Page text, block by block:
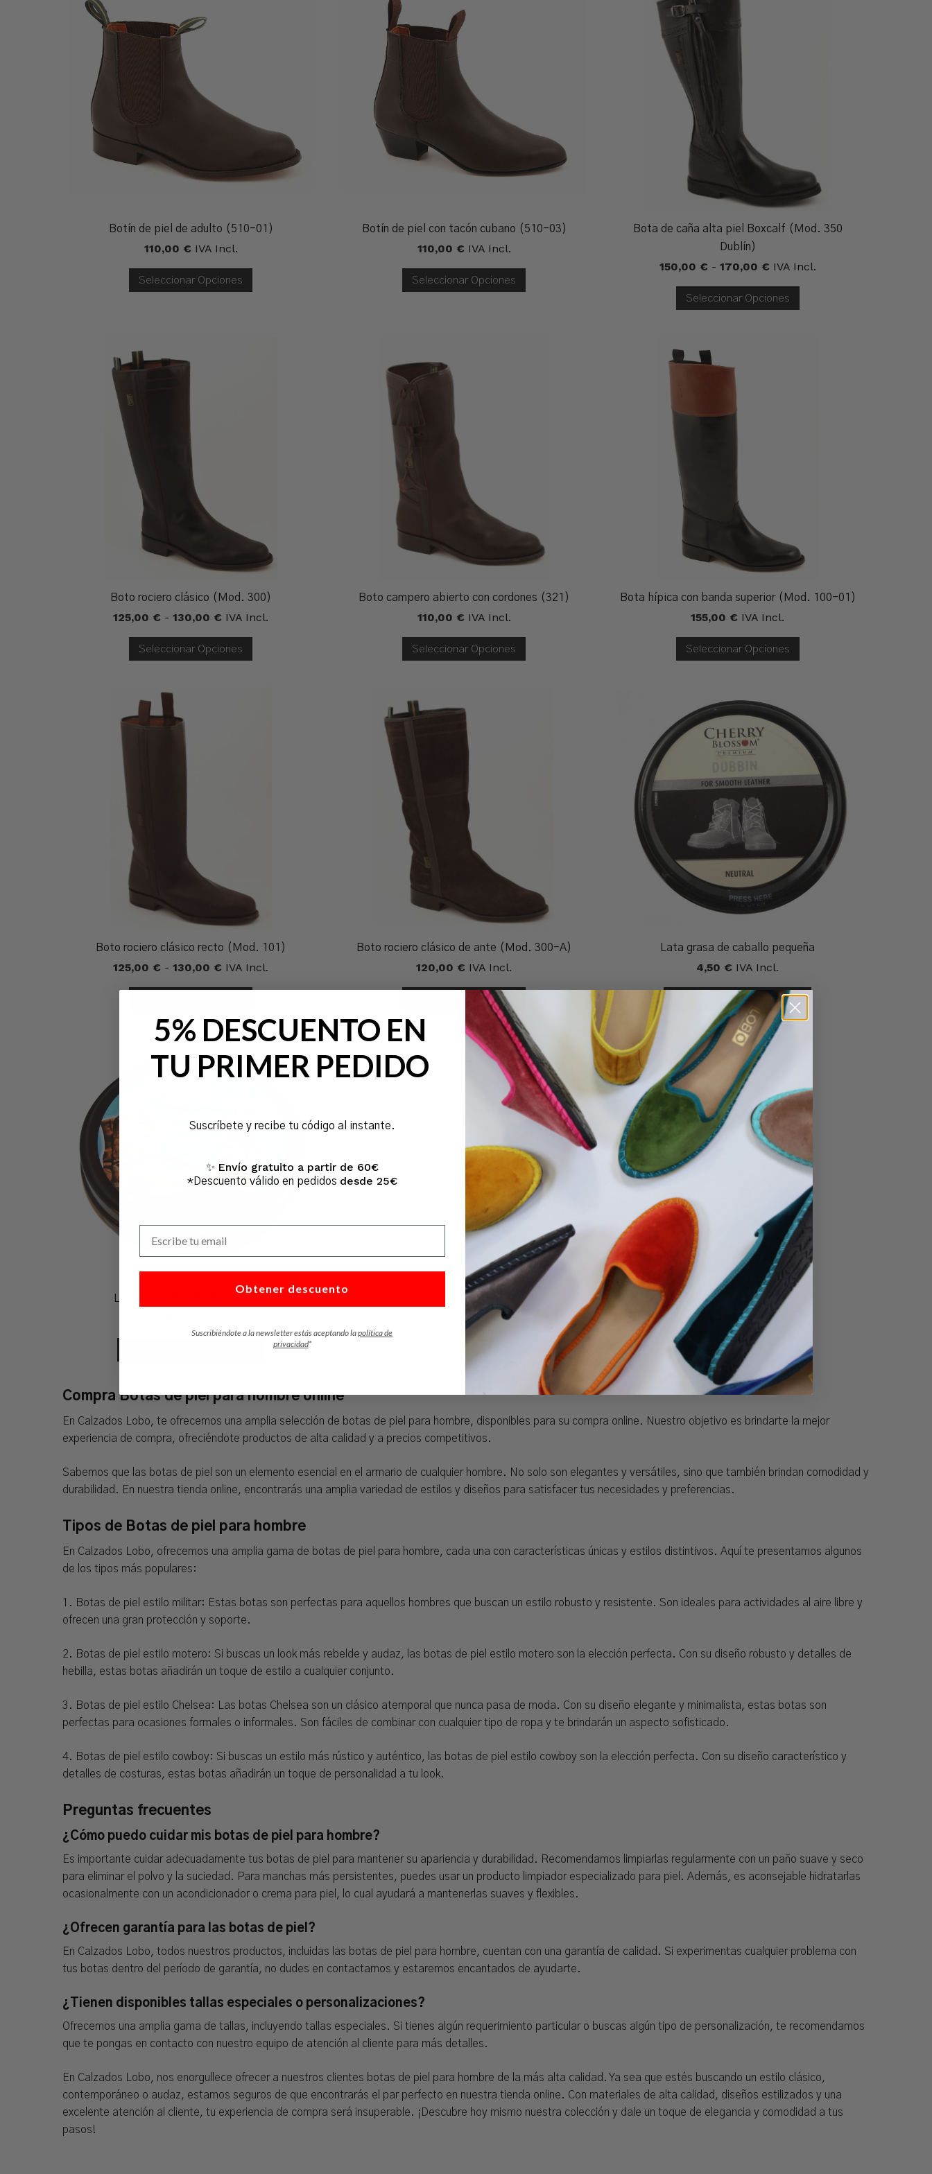
No hay productos en el carrito.
Botín de piel de adulto (510-01)
110,00 € IVA Incl.
Seleccionar Opciones
Botín de piel con tacón cubano (510-03)
110,00 € IVA Incl.
Seleccionar Opciones
Bota de caña alta piel Boxcalf (Mod. 350
Dublín)
150,00 € - 170,00 €Rango
Precios:
Desde
150,00 €
IVA Incl.
Seleccionar Opciones
Boto rociero clásico (Mod. 300)
125,00 € - 130,00 €Rango
Precios:
Desde
125,00 €
IVA Incl.
Seleccionar Opciones
Boto campero abierto con cordones (321)
110,00 € IVA Incl.
Seleccionar Opciones
Bota hípica con banda superior (Mod. 100-01)
155,00 € IVA Incl.
Seleccionar Opciones
Boto rociero clásico recto (Mod. 101)
125,00 € - 130,00 €Rango
Precios:
Hasta
130,00 €
IVA Incl.
Boto rociero clásico de ante (Mod. 300-A)
120,00 € IVA Incl.
Seleccionar Opciones
Lata grasa de caballo pequeña
4,50 € IVA Incl.
IVA Incl. Leer Más
Lata grasa de caballo mediana
Compra Botas de piel para hombre online
En Calzados Lobo, te ofrecemos una amplia selección de botas de piel para hombre, disponibles para su compra online. Nuestro objetivo es brindarte la mejor
experiencia de compra, ofreciéndote productos de alta calidad y a precios competitivos.
Sabemos que las botas de piel son un elemento esencial en el armario de cualquier hombre. No solo son elegantes y versátiles, sino que también brindan comodidad y
durabilidad. En nuestra tienda online, encontrarás una amplia variedad de estilos y diseños para satisfacer tus necesidades y preferencias.
Tipos de Botas de piel para hombre
En Calzados Lobo, ofrecemos una amplia gama de botas de piel para hombre, cada una con características únicas y estilos distintivos. Aquí te presentamos algunos
de los tipos más populares:
1. Botas de piel estilo militar: Estas botas son perfectas para aquellos hombres que buscan un estilo robusto y resistente. Son ideales para actividades al aire libre y
ofrecen una gran protección y soporte.
2. Botas de piel estilo motero: Si buscas un look más rebelde y audaz, las botas de piel estilo motero son la elección perfecta. Con su diseño robusto y detalles de
hebilla, estas botas añadirán un toque de estilo a cualquier conjunto.
3. Botas de piel estilo Chelsea: Las botas Chelsea son un clásico atemporal que nunca pasa de moda. Con su diseño elegante y minimalista, estas botas son
perfectas para ocasiones formales o informales. Son fáciles de combinar con cualquier tipo de ropa y te brindarán un aspecto sofisticado.
4. Botas de piel estilo cowboy: Si buscas un estilo más rústico y auténtico, las botas de piel estilo cowboy son la elección perfecta. Con su diseño característico y
detalles de costuras, estas botas añadirán un toque de personalidad a tu look.
Preguntas frecuentes
¿Cómo puedo cuidar mis botas de piel para hombre?
Es importante cuidar adecuadamente tus botas de piel para mantener su apariencia y durabilidad. Recomendamos limpiarlas regularmente con un paño suave y seco
para eliminar el polvo y la suciedad. Para manchas más persistentes, puedes usar un producto limpiador especializado para piel. Además, es aconsejable hidratarlas
ocasionalmente con un acondicionador o crema para piel, lo cual ayudará a mantenerlas suaves y flexibles.
¿Ofrecen garantía para las botas de piel?
En Calzados Lobo, todos nuestros productos, incluidas las botas de piel para hombre, cuentan con una garantía de calidad. Si experimentas cualquier problema con
tus botas dentro del período de garantía, no dudes en contactarnos y estaremos encantados de ayudarte.
¿Tienen disponibles tallas especiales o personalizaciones?
Ofrecemos una amplia gama de tallas, incluyendo tallas especiales. Si tienes algún requerimiento particular o buscas algún tipo de personalización, te recomendamos
que te pongas en contacto con nuestro equipo de atención al cliente para más detalles.
En Calzados Lobo, nos enorgullece ofrecer a nuestros clientes botas de piel para hombre de la más alta calidad. Ya sea que estés buscando un estilo clásico,
contemporáneo o audaz, estamos seguros de que encontrarás el par perfecto en nuestra tienda online. Con materiales de alta calidad, diseños estilizados y una
excelente atención al cliente, tu experiencia de compra será insuperable. ¡Descubre hoy mismo nuestra colección y dale un toque de elegancia y comodidad a tus
pasos!
5% DESCUENTO EN
TU PRIMER PEDIDO
Suscríbete y recibe tu código al instante.
✨ Envío gratuito a partir de 60€
*Descuento válido en pedidos desde 25€
Obtener descuento
Suscribiéndote a la newsletter estás aceptando lapolítica de
privacidad*